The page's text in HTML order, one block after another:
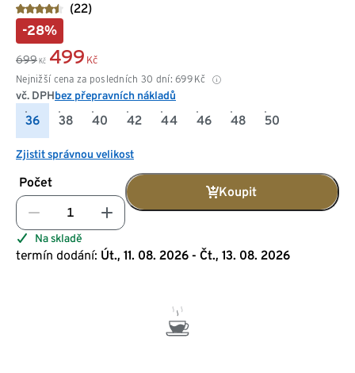
(22)
-28%
699 Kč 499 Kč
Nejnižší cena za posledních 30 dní: 699 Kč
vč. DPHbez přepravních nákladů
36 38 40 42 44 46 48 50
Zjistit správnou velikost
Počet
Koupit
Na skladě
termín dodání: Út., 11. 08. 2026 - Čt., 13. 08. 2026